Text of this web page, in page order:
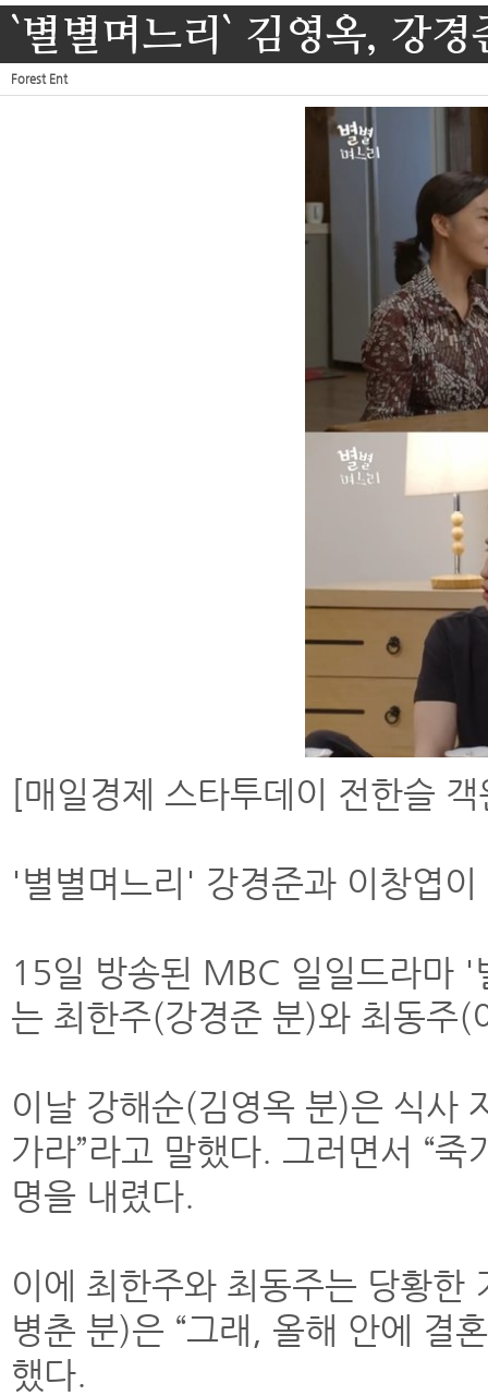
`별별며느리` 김영옥, 강
Forest Ent
[매일경제 스타투데이 전한슬
'별별며느리' 강경준과 이창엽
15일 방송된 MBC 일일드라마
는 최한주(강경준 분)와 최동주
이날 강해순(김영옥 분)은 식사
가라”라고 말했다. 그러면서 “
명을 내렸다.
이에 최한주와 최동주는 당황한
병춘 분)은 “그래, 올해 안에 결
했다.